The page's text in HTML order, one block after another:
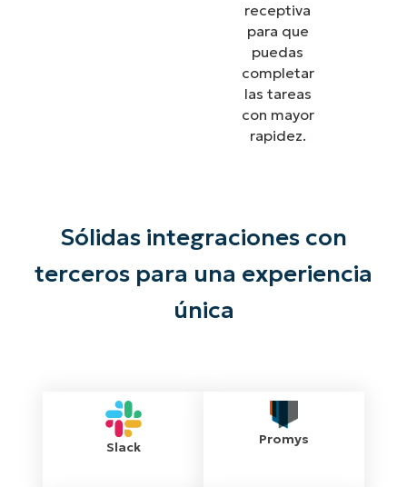
receptiva
para que
puedas
completar
las tareas
con mayor
rapidez.
Sólidas integraciones con
terceros para una experiencia
única
Slack Promys